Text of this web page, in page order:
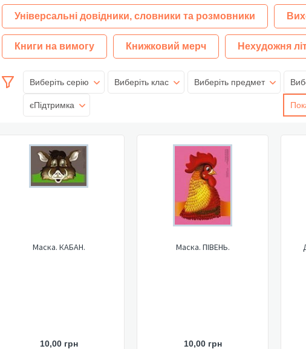
Універсальні довідники, словники та розмовники
Книги на вимогу Книжковий мерч Нехудожня
Виберіть серію Виберіть клас Виберіть предмет
єПідтримка
Маска. КАБАН.
10,00 грн
Маска. ПІВЕНЬ.
10,00 грн